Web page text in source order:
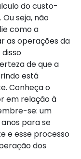
do custo-
seja, não
como a
as operações da
de que a
está
Conheça o
em relação à
se: um
para se
e esse processo
dos